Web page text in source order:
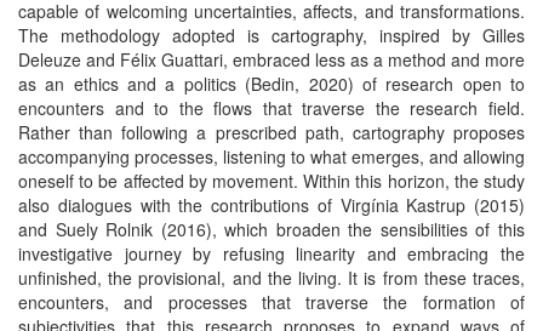
capable of welcoming uncertainties, affects, and transformations.
The methodology adopted is cartography, inspired by Gilles
Deleuze and Félix Guattari, embraced less as a method and more
as an ethics and a politics (Bedin, 2020) of research open to
encounters and to the flows that traverse the research field.
Rather than following a prescribed path, cartography proposes
accompanying processes, listening to what emerges, and allowing
oneself to be affected by movement. Within this horizon, the study
also dialogues with the contributions of Virgínia Kastrup (2015)
and Suely Rolnik (2016), which broaden the sensibilities of this
investigative journey by refusing linearity and embracing the
unfinished, the provisional, and the living. It is from these traces,
encounters, and processes that traverse the formation of
subjectivities that this research proposes to expand ways of